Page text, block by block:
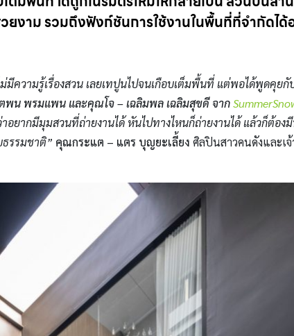
ยงาม รวมถึงฟังก์ชันการใช้งานในพื้นที่ที่จำกัดได้
มีความรู้เรื่องสวน เลยเทปูนไปจนเกือบเต็มพื้นที่ แต่พอได้พูดคุย
น พรมแพน และคุณโจ – เฉลิมพล เฉลิมสุขดี จาก
ยากมีมุมสวนที่ถ่ายงานได้ หันไปทางไหนก็ถ่ายงานได้ แล้วก็ต้อง
รรมชาติ” คุณกระแต – แตร บุญยะเลี้ยง ศิลปินสาวคนดังและเ